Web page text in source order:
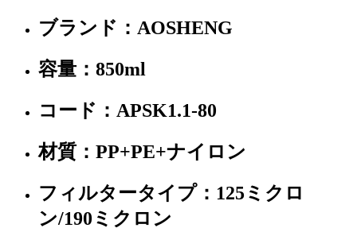
ブランド：AOSHENG
容量：850ml
コード：APSK1.1-80
材質：PP+PE+ナイロン
フィルタータイプ：125ミクロ
ン/190ミクロン